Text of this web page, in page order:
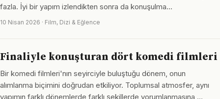
fazla. İyi bir yapım izlendikten sonra da konuşulma…
10 Nisan 2026 · Film, Dizi & Eğlence
Finaliyle konuşturan dört komedi filmleri
Bir komedi filmleri'nın seyirciyle buluştuğu dönem, onun
alımlanma biçimini doğrudan etkiliyor. Toplumsal atmosfer, aynı
yapımın farklı dönemlerde farklı şekillerde yorumlanmasına …